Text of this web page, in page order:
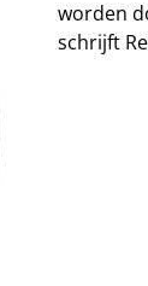
worden
schrijft